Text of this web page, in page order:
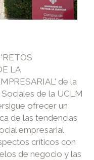
LA
de la
de la UCLM
ofrecer un
de las tendencias
empresarial
críticos con
de negocio y las